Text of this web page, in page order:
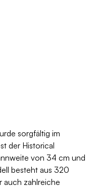
sorgfältig im
der Historical
von 34 cm und
besteht aus 320
auch zahlreiche